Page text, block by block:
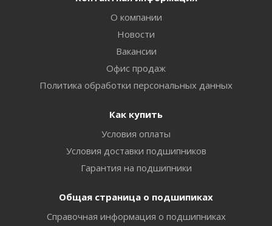
О компании
Новости
Вакансии
Офис продаж
Политика обработки персональных данных
Как купить
Условия оплаты
Условия доставки подшипников
Гарантия на подшипники
Общая страница о подшипиках
Справочная информация о подшипниках